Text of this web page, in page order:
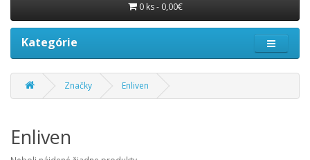
0 ks - 0,00€
Kategórie
Značky Enliven
Enliven